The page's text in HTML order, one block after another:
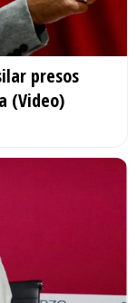
presos
(Video)